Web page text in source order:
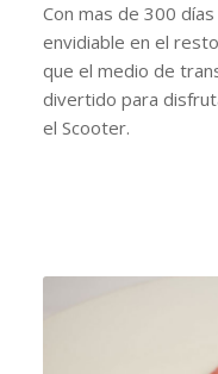
Con mas de 300
envidiable en el
que el medio de
divertido para
el Scooter.